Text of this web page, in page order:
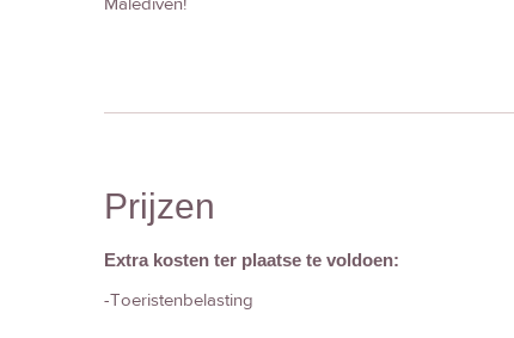
Malediven!
Prijzen
Extra kosten ter plaatse te voldoen:
-Toeristenbelasting